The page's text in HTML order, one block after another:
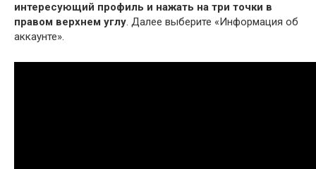
интересующий профиль и нажать на три точки в
правом верхнем углу. Далее выберите «Информация об
аккаунте».